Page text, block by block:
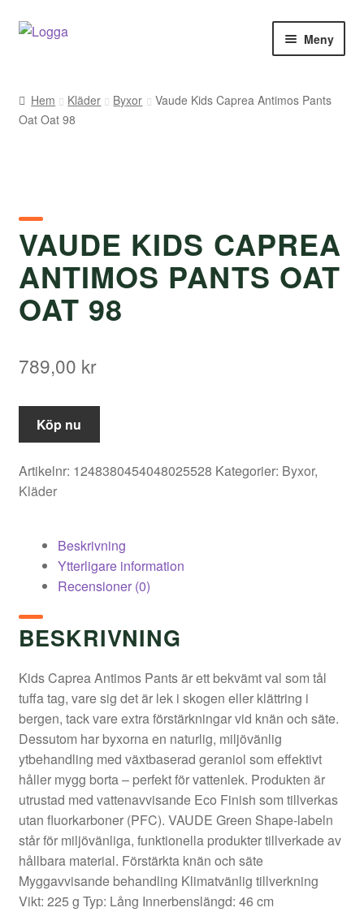
Hoppa
Hoppa
Meny
Kontakt
Varumärken
Väljare
Hem Kläder Byxor
Vaude Kids Caprea Antimos Pants
Oat Oat 98
VAUDE KIDS CAPREA
ANTIMOS PANTS OAT
OAT 98
789,00 kr
Köp nu
Artikelnr: 1248380454048025528 Kategorier: Byxor,
Kläder
Beskrivning
Ytterligare information
Recensioner (0)
BESKRIVNING
Kids Caprea Antimos Pants är ett bekvämt val som tål
tuffa tag, vare sig det är lek i skogen eller klättring i
bergen, tack vare extra förstärkningar vid knän och säte.
Dessutom har byxorna en naturlig, miljövänlig
ytbehandling med växtbaserad geraniol som effektivt
håller mygg borta – perfekt för vattenlek. Produkten är
utrustad med vattenavvisande Eco Finish som tillverkas
utan fluorkarboner (PFC). VAUDE Green Shape-labeln
står för miljövänliga, funktionella produkter tillverkade av
hållbara material. Förstärkta knän och säte
Myggavvisande behandling Klimatvänlig tillverkning
Vikt: 225 g Typ: Lång Innerbenslängd: 46 cm